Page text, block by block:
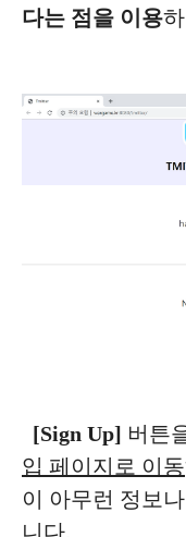
다는 점을 이용
[Sign Up] 버튼
입 페이지로 이동
이 아무런 정보
니다.